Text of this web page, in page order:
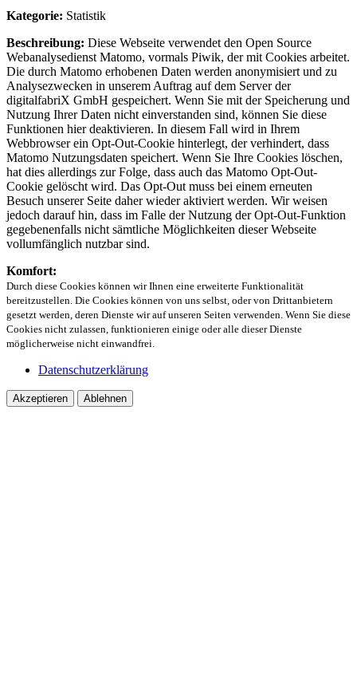
Kategorie: Statistik
Beschreibung: Diese Webseite verwendet den Open Source
Webanalysedienst Matomo, vormals Piwik, der mit Cookies arbeitet.
Die durch Matomo erhobenen Daten werden anonymisiert und zu
Analysezwecken in unserem Auftrag auf dem Server der
digitalfabriX GmbH gespeichert. Wenn Sie mit der Speicherung und
Nutzung Ihrer Daten nicht einverstanden sind, können Sie diese
Funktionen hier deaktivieren. In diesem Fall wird in Ihrem
Webbrowser ein Opt-Out-Cookie hinterlegt, der verhindert, dass
Matomo Nutzungsdaten speichert. Wenn Sie Ihre Cookies löschen,
hat dies allerdings zur Folge, dass auch das Matomo Opt-Out-
Cookie gelöscht wird. Das Opt-Out muss bei einem erneuten
Besuch unserer Seite daher wieder aktiviert werden. Wir weisen
jedoch darauf hin, dass im Falle der Nutzung der Opt-Out-Funktion
gegebenenfalls nicht sämtliche Möglichkeiten dieser Webseite
vollumfänglich nutzbar sind.
Komfort:
Durch diese Cookies können wir Ihnen eine erweiterte Funktionalität
bereitzustellen. Die Cookies können von uns selbst, oder von Drittanbietern
gesetzt werden, deren Dienste wir auf unseren Seiten verwenden. Wenn Sie diese
Cookies nicht zulassen, funktionieren einige oder alle dieser Dienste
möglicherweise nicht einwandfrei.
Datenschutzerklärung
Akzeptieren Ablehnen